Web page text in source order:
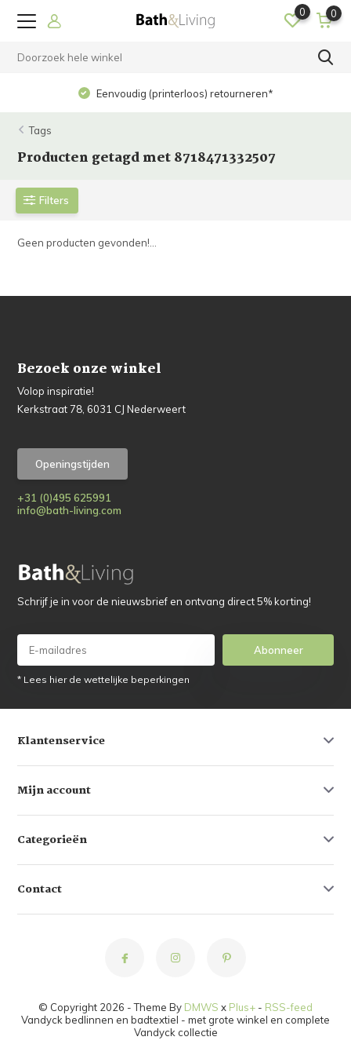
0 0
Eenvoudig (printerloos) retourneren*
Tags
Producten getagd met 8718471332507
Filters
Geen producten gevonden!...
Bezoek onze winkel
Volop inspiratie!
Kerkstraat 78, 6031 CJ Nederweert
Openingstijden
+31 (0)495 625991
info@bath-living.com
Schrijf je in voor de nieuwsbrief en ontvang direct 5% korting!
Abonneer
* Lees hier de wettelijke beperkingen
Klantenservice
Mijn account
Categorieën
Contact
© Copyright 2026 - Theme By DMWS x Plus+ - RSS-feed
Vandyck bedlinnen en badtextiel - met grote winkel en complete
Vandyck collectie